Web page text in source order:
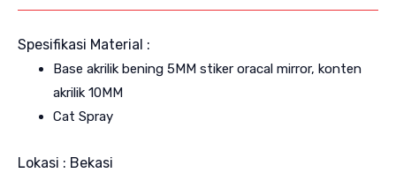
Spesifikasi Material :
Base akrilik bening 5MM stiker oracal mirror, konten
akrilik 10MM
Cat Spray
Lokasi : Bekasi